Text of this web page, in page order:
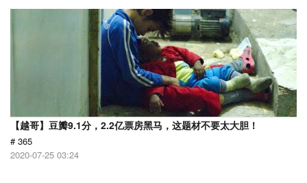
【越哥】豆瓣9.1分，2.2亿票房黑马，这题材不要太大胆！
# 365
2020-07-25 03:24